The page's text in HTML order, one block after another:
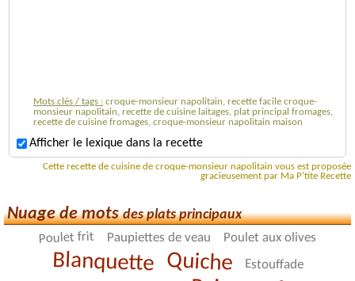
Mots clés / tags : croque-monsieur napolitain, recette facile croque-
monsieur napolitain, recette de cuisine laitages, plat principal fromages,
recette de cuisine fromages, croque-monsieur napolitain maison
Afficher le lexique dans la recette
Cette recette de cuisine de croque-monsieur napolitain vous est proposée
gracieusement par Ma P'tite Recette
Nuage de motsdes plats principaux
Poulet frit Paupiettes de veau Poulet aux olives
Blanquette Quiche Estouffade